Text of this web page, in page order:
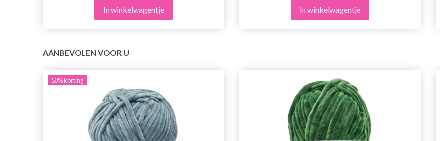
In winkelwagentje In winkelwagentje
AANBEVOLEN VOOR U
50%korting